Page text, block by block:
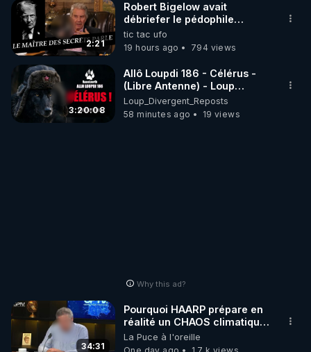
2:21
Robert Bigelow avait
débriefer le pédophile
génocidaire de donald j
trump
tic tac ufo
19 hours ago
794 views
3:20:08
Allô Loupdi 186 - Célérus -
(Libre Antenne) - Loup
Divergent 2026.08.06
Loup_Divergent_Reposts
58 minutes ago
19 views
Why this ad?
34:31
Pourquoi HAARP prépare en
réalité un CHAOS climatique,
on répond
La Puce à l'oreille